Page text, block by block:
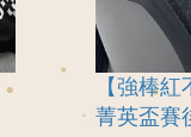
【強棒
菁英盃賽